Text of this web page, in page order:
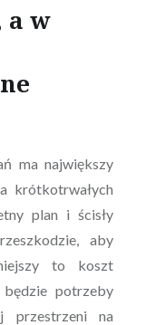
a w
ma największy
krótkotrwałych
plan i ścisły
aby
to koszt
potrzeby
przestrzeni na